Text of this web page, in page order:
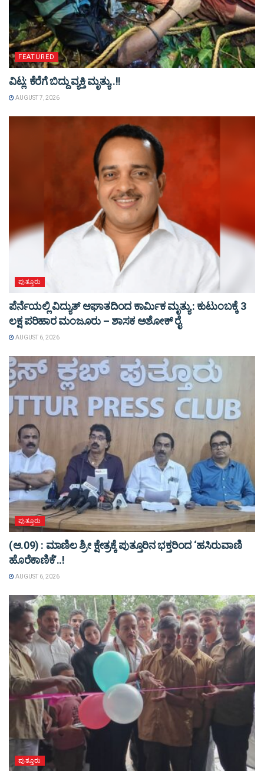
FEATURED
ವಿಟ್ಲ: ಕೆರೆಗೆ ಬಿದ್ದು ವ್ಯಕ್ತಿ ಮೃತ್ಯು..!!
AUGUST 7, 2026
ಪುತ್ತೂರು
ಪೆರ್ನೆಯಲ್ಲಿ ವಿದ್ಯುತ್ ಆಘಾತದಿಂದ ಕಾರ್ಮಿಕ ಮೃತ್ಯು : ಕುಟುಂಬಕ್ಕೆ 3
ಲಕ್ಷ ಪರಿಹಾರ ಮಂಜೂರು – ಶಾಸಕ ಅಶೋಕ್ ರೈ
AUGUST 6, 2026
ಪುತ್ತೂರು
(ಆ.09) : ಮಾಣಿಲ ಶ್ರೀ ಕ್ಷೇತ್ರಕ್ಕೆ ಪುತ್ತೂರಿನ ಭಕ್ತರಿಂದ ‘ಹಸಿರುವಾಣಿ
ಹೊರೆಕಾಣಿಕೆ’..!
AUGUST 6, 2026
ಪುತ್ತೂರು